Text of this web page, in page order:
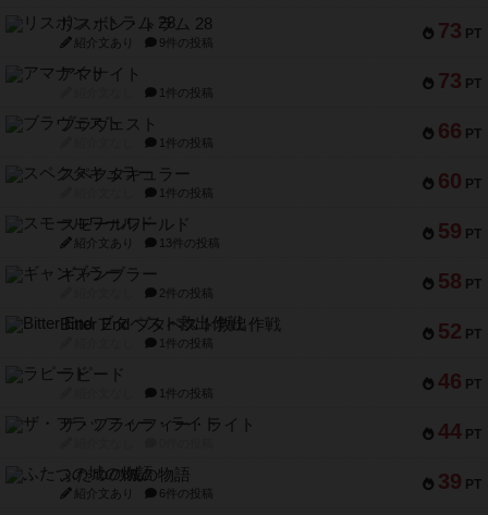
73 PT
リスボン・トラム 28
紹介文あり 9件の投稿
73 PT
アマナイト
1件の投稿
66 PT
ブラヴェスト
1件の投稿
60 PT
スペクタキュラー
1件の投稿
59 PT
スモールワールド
紹介文あり 13件の投稿
58 PT
ギャンブラー
2件の投稿
52 PT
Bitter End ブタペスト救出作戦
1件の投稿
46 PT
ラピード
1件の投稿
44 PT
ザ・フラッフィー・ライト
39 PT
ふたつの城の物語
紹介文あり 6件の投稿